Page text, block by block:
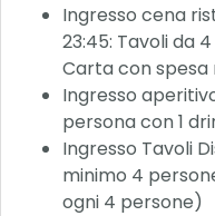
Ingresso cena
23:45: Tavoli da
Carta con spesa
Ingresso
persona con 1
Ingresso Tavoli
minimo 4
ogni 4 persone)